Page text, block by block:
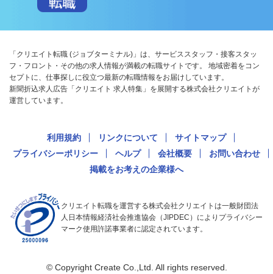
「クリエイト転職 (ジョブターミナル)」は、サービススタッフ・接客スタッ
フ・フロント・その他の求人情報が満載の転職サイトです。 地域密着をコン
セプトに、仕事探しに役立つ最新の転職情報をお届けしています。
新聞折込求人広告「クリエイト 求人特集」を展開する株式会社クリエイトが
運営しています。
利用規約 リンクについて
サイトマップ
プライバシーポリシー
ヘルプ 会社概要
お問い合わせ
掲載をお考えの企業様へ
クリエイト転職を運営する株式会社クリエイトは一般財団法
人日本情報経済社会推進協会（JIPDEC）によりプライバシー
マーク使用許諾事業者に認定されています。
© Copyright Create Co.,Ltd. All rights reserved.